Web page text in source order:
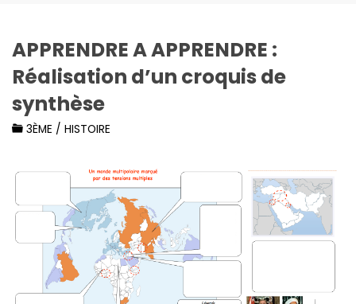
APPRENDRE A APPRENDRE :
Réalisation d’un croquis de
synthèse
3ÈME / HISTOIRE